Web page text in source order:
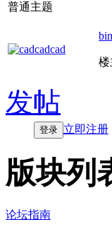
普通主题
楼
发帖
登录 立即注册
版块列
论坛指南